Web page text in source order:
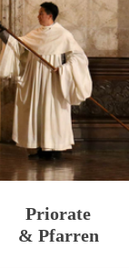
Priorate
& Pfarren